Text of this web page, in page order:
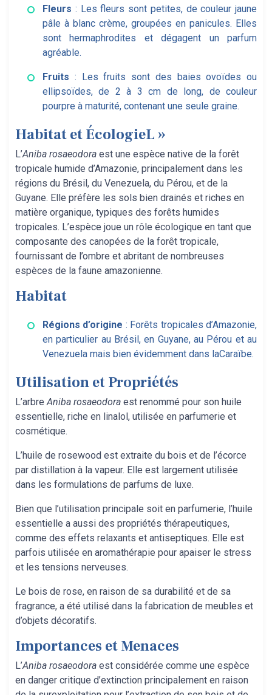
Fleurs : Les fleurs sont petites, de couleur jaune
pâle à blanc crème, groupées en panicules. Elles
sont hermaphrodites et dégagent un parfum
agréable.
Fruits : Les fruits sont des baies ovoïdes ou
ellipsoïdes, de 2 à 3 cm de long, de couleur
pourpre à maturité, contenant une seule graine.
Habitat et ÉcologieL »
L’Aniba rosaeodora est une espèce native de la forêt
tropicale humide d’Amazonie, principalement dans les
régions du Brésil, du Venezuela, du Pérou, et de la
Guyane. Elle préfère les sols bien drainés et riches en
matière organique, typiques des forêts humides
tropicales. L’espèce joue un rôle écologique en tant que
composante des canopées de la forêt tropicale,
fournissant de l’ombre et abritant de nombreuses
espèces de la faune amazonienne.
Habitat
Régions d’origine : Forêts tropicales d’Amazonie,
en particulier au Brésil, en Guyane, au Pérou et au
Venezuela mais bien évidemment dans laCaraïbe.
Utilisation et Propriétés
L’arbre Aniba rosaeodora est renommé pour son huile
essentielle, riche en linalol, utilisée en parfumerie et
cosmétique.
L’huile de rosewood est extraite du bois et de l’écorce
par distillation à la vapeur. Elle est largement utilisée
dans les formulations de parfums de luxe.
Bien que l’utilisation principale soit en parfumerie, l’huile
essentielle a aussi des propriétés thérapeutiques,
comme des effets relaxants et antiseptiques. Elle est
parfois utilisée en aromathérapie pour apaiser le stress
et les tensions nerveuses.
Le bois de rose, en raison de sa durabilité et de sa
fragrance, a été utilisé dans la fabrication de meubles et
d’objets décoratifs.
Importances et Menaces
L’Aniba rosaeodora est considérée comme une espèce
en danger critique d’extinction principalement en raison